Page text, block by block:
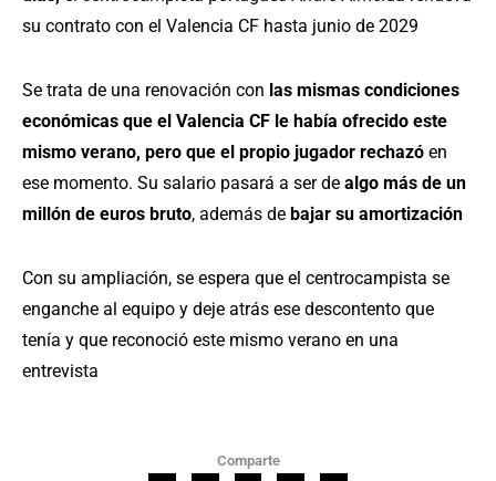
su contrato con el Valencia CF hasta junio de 2029
Se trata de una renovación con las mismas condiciones
económicas que el Valencia CF le había ofrecido este
mismo verano, pero que el propio jugador rechazó en
ese momento. Su salario pasará a ser de algo más de un
millón de euros bruto, además de bajar su amortización
Con su ampliación, se espera que el centrocampista se
enganche al equipo y deje atrás ese descontento que
tenía y que reconoció este mismo verano en una
entrevista
Comparte